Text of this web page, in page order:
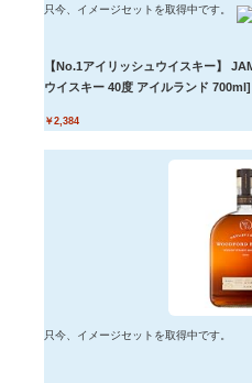
只今、イメージセットを取得中です。
【No.1アイリッシュウイスキー】
ウイスキー 40度 アイルランド 700ml]
￥2,384
只今、イメージセットを取得中です。